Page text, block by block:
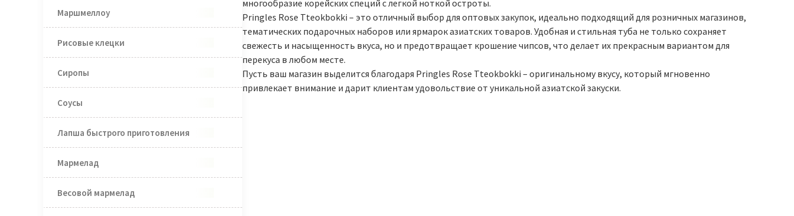
Маршмеллоу
Рисовые клецки
Сиропы
Соусы
Лапша быстрого приготовления
Мармелад
Весовой мармелад
многообразие корейских специй с легкой ноткой остроты.
Pringles Rose Tteokbokki – это отличный выбор для оптовых закупок, идеально подходящий для розничных магазинов,
тематических подарочных наборов или ярмарок азиатских товаров. Удобная и стильная туба не только сохраняет
свежесть и насыщенность вкуса, но и предотвращает крошение чипсов, что делает их прекрасным вариантом для
перекуса в любом месте.
Пусть ваш магазин выделится благодаря Pringles Rose Tteokbokki – оригинальному вкусу, который мгновенно
привлекает внимание и дарит клиентам удовольствие от уникальной азиатской закуски.